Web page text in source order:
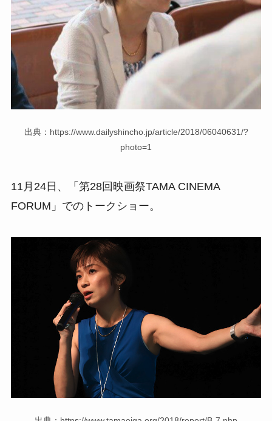
出典：https://www.dailyshincho.jp/article/2018/06040631/?
photo=1
11月24日、「第28回映画祭TAMA CINEMA
FORUM」でのトークショー。